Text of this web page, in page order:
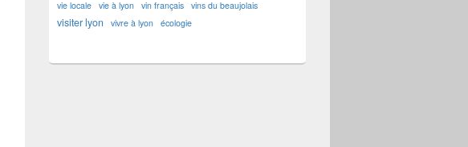
vie locale vie à lyon vin français vins du beaujolais
visiter lyon vivre à lyon écologie